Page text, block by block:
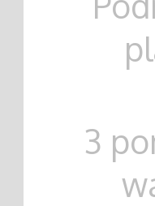
3